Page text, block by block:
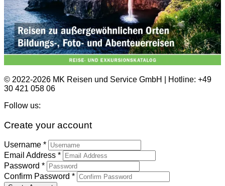
© 2022-2026 MK Reisen und Service GmbH | Hotline: +49
30 421 058 06
Follow us:
Create your account
Username *
Email Address *
Password *
Confirm Password *